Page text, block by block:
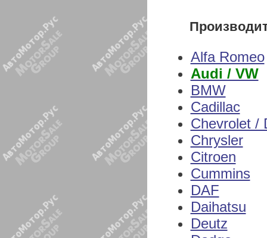
Alfa Romeo
Audi / VW
BMW
Cadillac
Chevrolet /
Chrysler
Citroen
Cummins
DAF
Daihatsu
Deutz